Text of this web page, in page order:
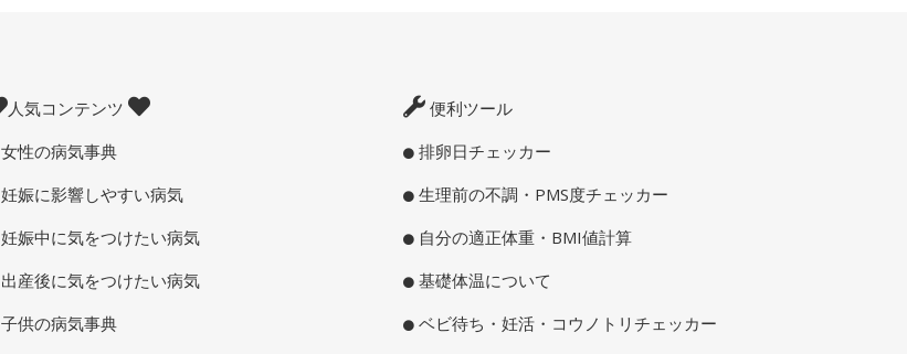
人気コンテンツ
女性の病気事典
妊娠に影響しやすい病気
妊娠中に気をつけたい病気
出産後に気をつけたい病気
子供の病気事典
便利ツール
排卵日チェッカー
生理前の不調・PMS度チェッカー
自分の適正体重・BMI値計算
基礎体温について
ベビ待ち・妊活・コウノトリチェッカー